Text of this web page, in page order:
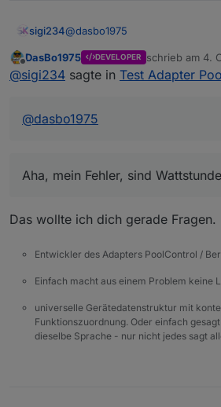
sigi234@dasbo1975
Die Berechnung kommt mir
Der Test DP ist eine
Aha, mein Fehler, sind
Offline
DasBo1975 DEVELOPER schrieb am 4.
zuletzt editiert
@sigi234 sagte in Test Adapter
@dasbo1975
Aha, mein Fehler, sind
Das wollte ich dich gerade Fragen.
Entwickler des Adapters PoolControl /
Einfach macht aus einem Problem keine
universelle Gerätedatenstruktur mit
Funktionszuordnung. Oder einfach
dieselbe Sprache - nur nicht jedes sagt